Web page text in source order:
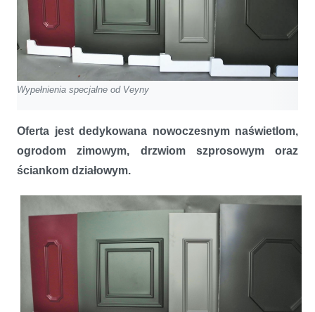
Wypełnienia specjalne od Veyny
Oferta jest dedykowana nowoczesnym naświetlom,
ogrodom zimowym, drzwiom szprosowym oraz
ściankom działowym.